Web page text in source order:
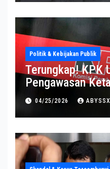
Politik & Kebijakan Publik
Terungkap! KPK
Pengawasan
Alasannya
04/25/2026